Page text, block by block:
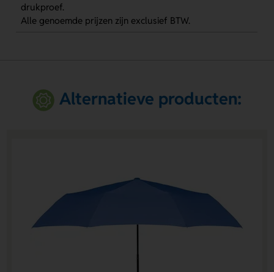
drukproef.
Alle genoemde prijzen zijn exclusief BTW.
Alternatieve producten: